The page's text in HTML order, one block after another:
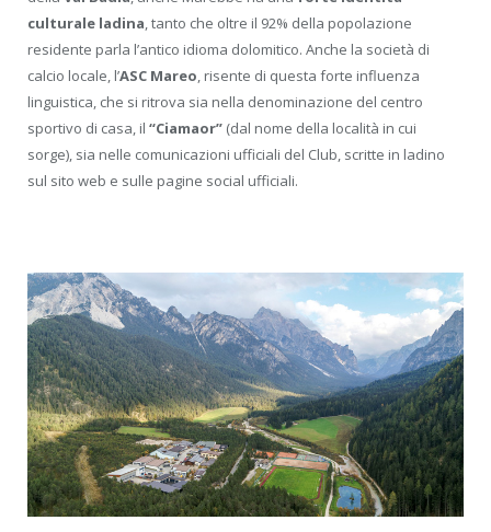
culturale ladina, tanto che oltre il 92% della popolazione
residente parla l’antico idioma dolomitico. Anche la società di
calcio locale, l’ASC Mareo, risente di questa forte influenza
linguistica, che si ritrova sia nella denominazione del centro
sportivo di casa, il “Ciamaor” (dal nome della località in cui
sorge), sia nelle comunicazioni ufficiali del Club, scritte in ladino
sul sito web e sulle pagine social ufficiali.